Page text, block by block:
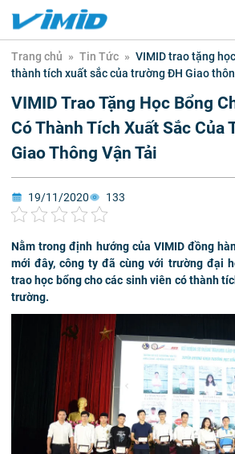
Trang chủ » Tin Tức » VIMID trao tặng
thành tích xuất sắc của trường ĐH Giao
VIMID Trao Tặng Học Bổng
Có Thành Tích Xuất Sắc Của
Giao Thông Vận Tải
19/11/2020 133
Nằm trong định hướng của VIMID đồng
mới đây, công ty đã cùng với trường đại
trao học bổng cho các sinh viên có thành
trường.